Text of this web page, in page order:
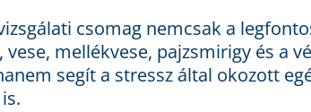
csomag nemcsak a
mellékvese, pajzsmirigy és a
segít a stressz által okozott